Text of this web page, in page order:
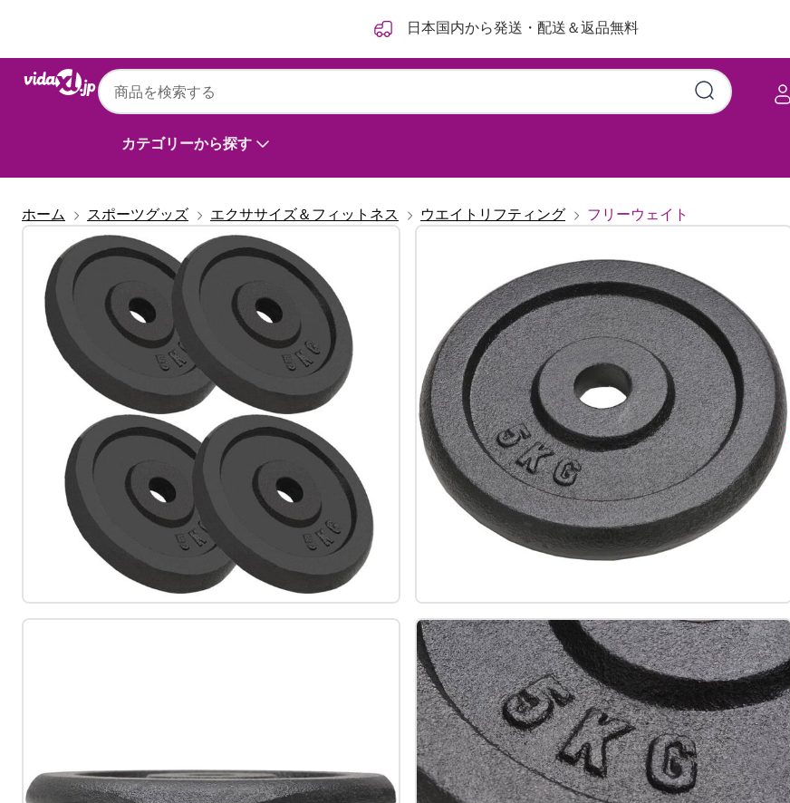
日本国内から発送・配送＆返品無料
カテゴリーから探す
ホーム スポーツグッズ エクササイズ＆フィットネス ウエイトリフティング フリーウェイト